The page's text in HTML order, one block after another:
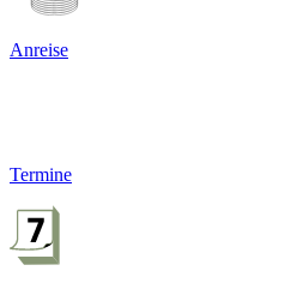
Anreise
Termine